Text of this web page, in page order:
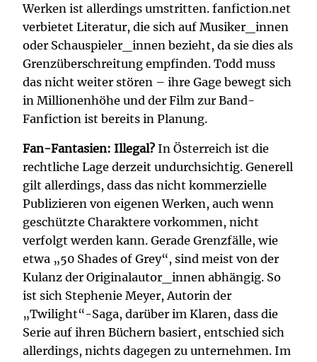
Werken ist allerdings umstritten. fanfiction.net
verbietet Literatur, die sich auf Musiker_innen
oder Schauspieler_innen bezieht, da sie dies als
Grenzüberschreitung empfinden. Todd muss
das nicht weiter stören – ihre Gage bewegt sich
in Millionenhöhe und der Film zur Band-
Fanfiction ist bereits in Planung.
Fan-Fantasien: Illegal? In Österreich ist die
rechtliche Lage derzeit undurchsichtig. Generell
gilt allerdings, dass das nicht kommerzielle
Publizieren von eigenen Werken, auch wenn
geschützte Charaktere vorkommen, nicht
verfolgt werden kann. Gerade Grenzfälle, wie
etwa „50 Shades of Grey“, sind meist von der
Kulanz der Originalautor_innen abhängig. So
ist sich Stephenie Meyer, Autorin der
„Twilight“-Saga, darüber im Klaren, dass die
Serie auf ihren Büchern basiert, entschied sich
allerdings, nichts dagegen zu unternehmen. Im